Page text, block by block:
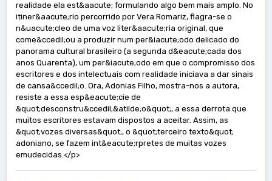
realidade ela est&aacute; formulando algo bem mais amplo. No
itiner&aacute;rio percorrido por Vera Romariz, flagra-se o
n&uacute;cleo de uma voz liter&aacute;ria original, que
come&ccedil;ou a produzir num per&iacute;odo delicado do
panorama cultural brasileiro (a segunda d&eacute;cada dos
anos Quarenta), um per&iacute;odo em que o compromisso dos
escritores e dos intelectuais com realidade iniciava a dar sinais
de cansa&ccedil;o. Ora, Adonias Filho, mostra-nos a autora,
resiste a essa esp&eacute;cie de
&quot;desconstru&ccedil;&atilde;o&quot;, a essa derrota que
muitos escritores estavam dispostos a aceitar. Assim, as
&quot;vozes diversas&quot;, o &quot;terceiro texto&quot;
adoniano, se fazem int&eacute;rpretes de muitas vozes
emudecidas.</p>